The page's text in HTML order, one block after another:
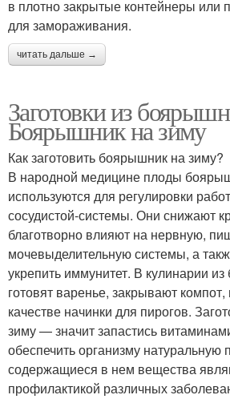
в плотно закрытые контейнеры или
для замораживания.
читать дальше →
Заготовки из
Боярышник на зиму
Как заготовить боярышник на зиму?
В народной медицине плоды
используются для регулировки
сосудистой-системы. Они снижают
благотворно влияют на нервную,
мочевыделительную системы, а
укрепить иммунитет. В кулинарии
готовят варенье, закрывают компот,
качестве начинки для пирогов.
зиму — значит запастись
обеспечить организму натуральную
содержащиеся в нем вещества
профилактикой различных